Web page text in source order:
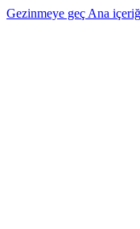
Gezinmeye geç Ana